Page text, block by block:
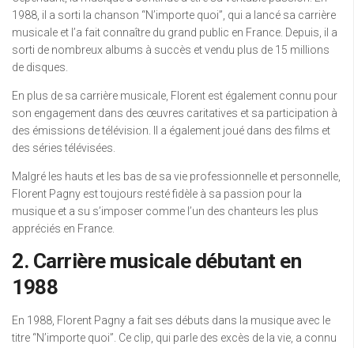
1988, il a sorti la chanson “N’importe quoi”, qui a lancé sa carrière
musicale et l’a fait connaître du grand public en France. Depuis, il a
sorti de nombreux albums à succès et vendu plus de 15 millions
de disques.
En plus de sa carrière musicale, Florent est également connu pour
son engagement dans des œuvres caritatives et sa participation à
des émissions de télévision. Il a également joué dans des films et
des séries télévisées.
Malgré les hauts et les bas de sa vie professionnelle et personnelle,
Florent Pagny est toujours resté fidèle à sa passion pour la
musique et a su s’imposer comme l’un des chanteurs les plus
appréciés en France.
2. Carrière musicale débutant en
1988
En 1988, Florent Pagny a fait ses débuts dans la musique avec le
titre “N’importe quoi”. Ce clip, qui parle des excès de la vie, a connu